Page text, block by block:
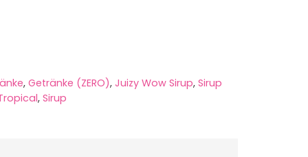
,Getränke (ZERO),Juizy Wow Sirup,Sirup
, Sirup